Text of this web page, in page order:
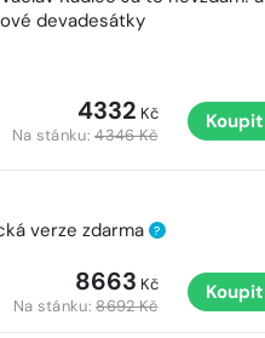
devadesátky
4332 Kč
Na stánku:4346 Kč
Koupit
verze zdarma ?
8663 Kč
Na stánku:8692 Kč
Koupit